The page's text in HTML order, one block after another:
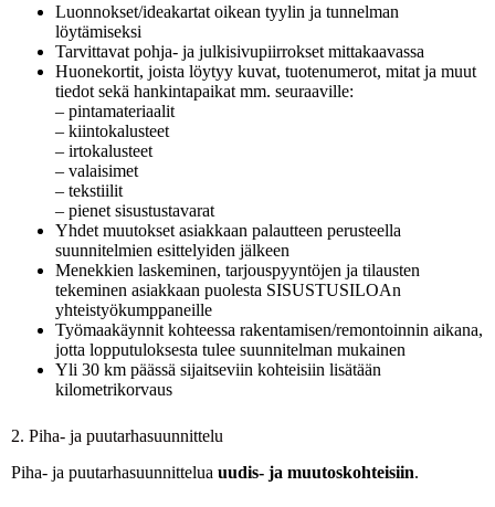
Luonnokset/ideakartat oikean tyylin ja tunnelman
löytämiseksi
Tarvittavat pohja- ja julkisivupiirrokset mittakaavassa
Huonekortit, joista löytyy kuvat, tuotenumerot, mitat ja muut
tiedot sekä hankintapaikat mm. seuraaville:
– pintamateriaalit
– kiintokalusteet
– irtokalusteet
– valaisimet
– tekstiilit
– pienet sisustustavarat
Yhdet muutokset asiakkaan palautteen perusteella
suunnitelmien esittelyiden jälkeen
Menekkien laskeminen, tarjouspyyntöjen ja tilausten
tekeminen asiakkaan puolesta SISUSTUSILOAn
yhteistyökumppaneille
Työmaakäynnit kohteessa rakentamisen/remontoinnin aikana,
jotta lopputuloksesta tulee suunnitelman mukainen
Yli 30 km päässä sijaitseviin kohteisiin lisätään
kilometrikorvaus
2. Piha- ja puutarhasuunnittelu
Piha- ja puutarhasuunnittelua uudis- ja muutoskohteisiin.